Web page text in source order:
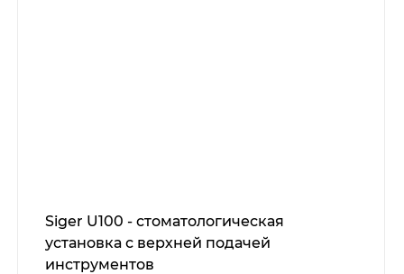
Siger U100 - стоматологическая
установка с верхней подачей
инструментов